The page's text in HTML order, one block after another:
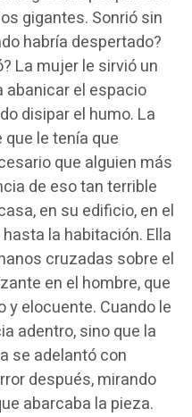
gigantes. Sonrió sin
habría despertado?
La mujer le sirvió un
abanicar el espacio
disipar el humo. La
le tenía que
que alguien más
de eso tan terrible
en su edificio, en el
la habitación. Ella
cruzadas sobre el
en el hombre, que
elocuente. Cuando le
adentro, sino que la
se adelantó con
después, mirando
abarcaba la pieza.